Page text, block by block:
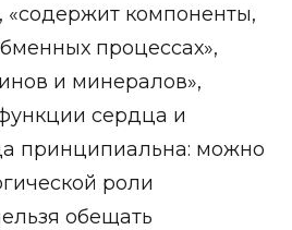
«содержит компоненты,
процессах»,
и минералов»,
сердца и
принципиальна: можно
роли
обещать